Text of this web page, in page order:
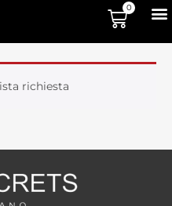
0
richiesta